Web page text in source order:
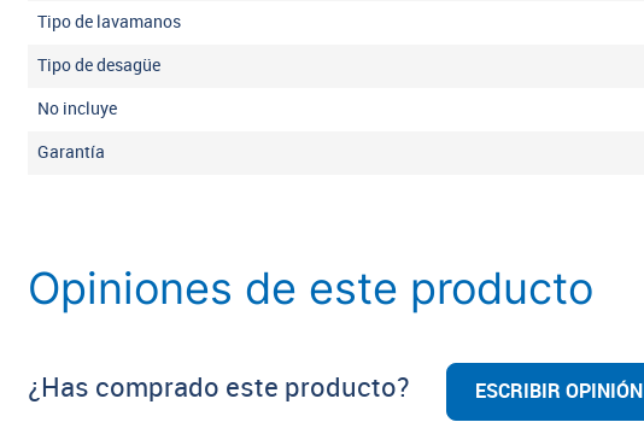
Tipo de lavamanos
Tipo de desagüe
No incluye
Garantía
Opiniones de este producto
¿Has comprado este producto? ESCRIBIR OPINIÓN